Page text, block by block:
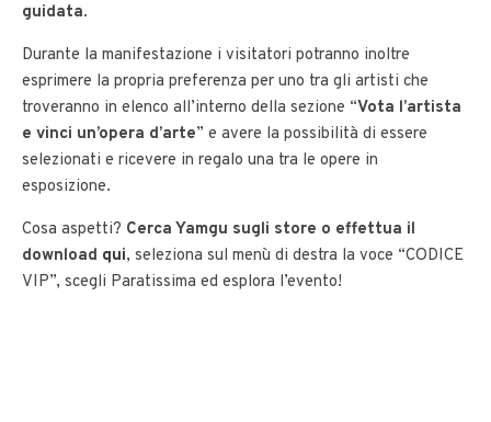
guidata.
Durante la manifestazione i visitatori potranno inoltre
esprimere la propria preferenza per uno tra gli artisti che
troveranno in elenco all’interno della sezione “Vota l’artista
e vinci un’opera d’arte” e avere la possibilità di essere
selezionati e ricevere in regalo una tra le opere in
esposizione.
Cosa aspetti? Cerca Yamgu sugli store o effettua il
download qui, seleziona sul menù di destra la voce “CODICE
VIP”, scegli Paratissima ed esplora l’evento!